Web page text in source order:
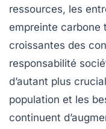
ressources, les
empreinte carbone
croissantes des
responsabilité
d’autant plus
population et les
continuent